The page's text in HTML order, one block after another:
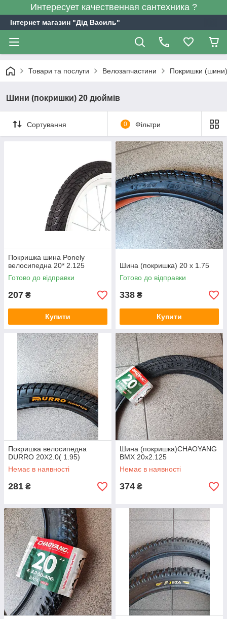
Интересует качественная сантехника ?
Інтернет магазин "Дід Василь"
Товари та послуги Велозапчастини Покришки (шини)
Шини (покришки) 20 дюймів
Сортування 0 Фільтри
Покришка шина Ponely
велосипедна 20* 2.125
Готово до відправки
207 ₴
Купити
Шина (покришка) 20 х 1.75
Готово до відправки
338 ₴
Купити
Покришка велосипедна
DURRO 20X2.0( 1.95)
Немає в наявності
281 ₴
Шина (покришка)CHAOYANG
BMX 20х2.125
Немає в наявності
374 ₴